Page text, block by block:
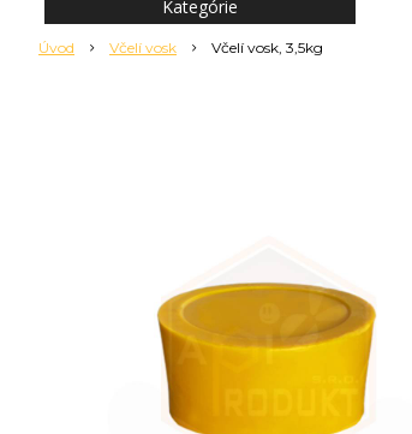
Úvod Včelí vosk Včelí vosk, 3,5kg
Kategórie